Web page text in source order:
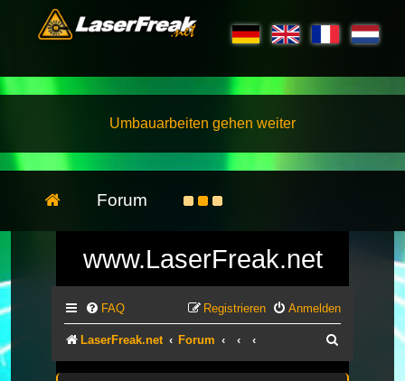
Umbauarbeiten gehen weiter
Forum
www.LaserFreak.net
FAQ Anmelden
Registrieren
LaserFreak.net Forum